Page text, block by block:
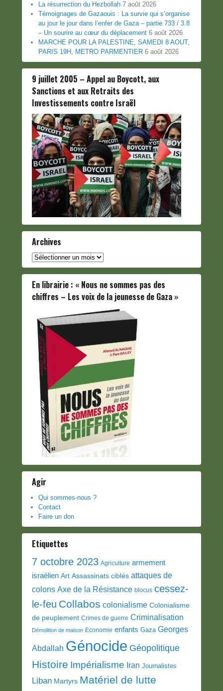
La résurrection du Hezbollah 7 août 2026
Témoignages de Gazaouis : La survie qui s’organise
au jour le jour dans l’enfer de Gaza – partie 733 / 3.8
– Un sourire au cœur du déplacement 6 août 2026
MARCHE POUR LA PALESTINE, SAMEDI 8 AOUT,
PARIS 19H, METRO PARMENTIER 6 août 2026
9 juillet 2005 – Appel au Boycott, aux
Sanctions et aux Retraits des
Investissements contre Israël
Archives
Archives
En librairie : « Nous ne sommes pas des
chiffres – Les voix de la jeunesse de Gaza »
Agir
Qui sommes-nous ?
Contact
Faire un don
Etiquettes
7 octobre 2023 Agriculture armement
israélien Art Assassinats ciblés attaques de
colons Axe de la Résistance blocus cessez-
le-feu Collabos colonialisme Colonialisme
de peuplement Crimes de guerre Criminalisation
Démolition de maison Economie enfants Gaza Georges
Abdallah Génocide Géopolitique
Histoire Impérialisme Iran Journalistes
Liban Martyrs Matériel de lutte